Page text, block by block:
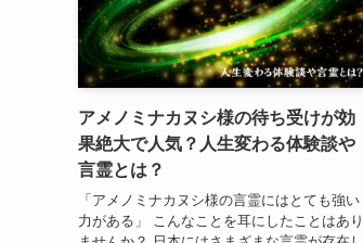
アメノミナカヌシ様の待ち受けが効
果絶大で人気？人生変わる体験談や
言霊とは？
「アメノミナカヌシ様の言霊にはとても強い
力がある」 こんなことを耳にしたことはあり